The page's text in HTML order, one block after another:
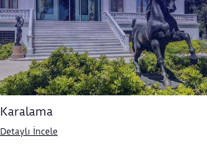
Karalama
Detaylı İncele